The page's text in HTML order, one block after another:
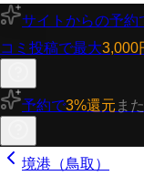
サイトからの予約
コミ投稿で最大3,000
予約で3%還元 ま
境港（鳥取）